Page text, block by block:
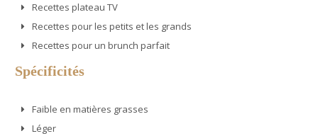
Recettes plateau TV
Recettes pour les petits et les grands
Recettes pour un brunch parfait
Spécificités
Faible en matières grasses
Léger